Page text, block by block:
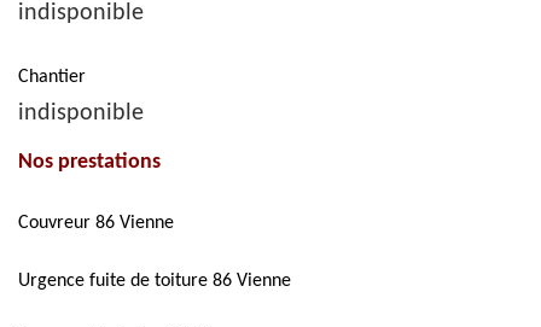
indisponible
Chantier
indisponible
Nos prestations
Couvreur 86 Vienne
Urgence fuite de toiture 86 Vienne